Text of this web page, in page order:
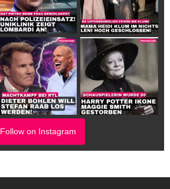
Follow on Instagram